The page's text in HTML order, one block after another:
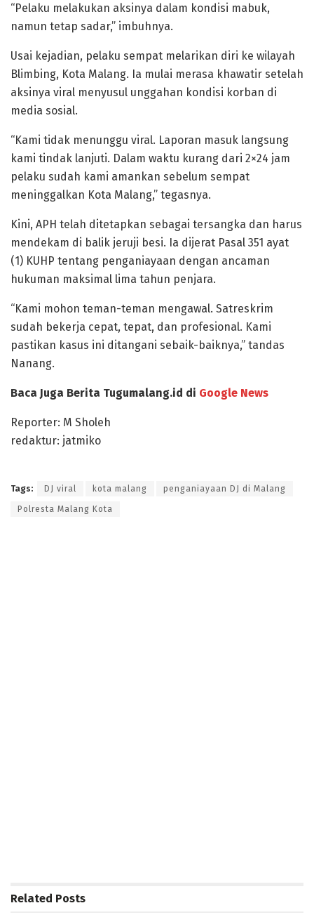
“Pelaku melakukan aksinya dalam kondisi mabuk,
namun tetap sadar,” imbuhnya.
Usai kejadian, pelaku sempat melarikan diri ke wilayah
Blimbing, Kota Malang. Ia mulai merasa khawatir setelah
aksinya viral menyusul unggahan kondisi korban di
media sosial.
“Kami tidak menunggu viral. Laporan masuk langsung
kami tindak lanjuti. Dalam waktu kurang dari 2×24 jam
pelaku sudah kami amankan sebelum sempat
meninggalkan Kota Malang,” tegasnya.
Kini, APH telah ditetapkan sebagai tersangka dan harus
mendekam di balik jeruji besi. Ia dijerat Pasal 351 ayat
(1) KUHP tentang penganiayaan dengan ancaman
hukuman maksimal lima tahun penjara.
“Kami mohon teman-teman mengawal. Satreskrim
sudah bekerja cepat, tepat, dan profesional. Kami
pastikan kasus ini ditangani sebaik-baiknya,” tandas
Nanang.
Baca Juga Berita Tugumalang.id di Google News
Reporter: M Sholeh
redaktur: jatmiko
Tags: DJ viral kota malang penganiayaan DJ di Malang
Polresta Malang Kota
Related Posts